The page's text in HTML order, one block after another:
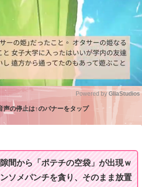
Powered by GliaStudios
声の停止は↑のバナーをタップ
間から「ポテチの空袋」が出現ｗ
ソメパンチを貪り、そのまま放置